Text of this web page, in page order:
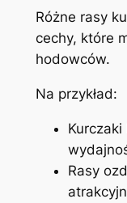
Różne rasy
cechy, które
hodowców.
Na przykład:
Rasy